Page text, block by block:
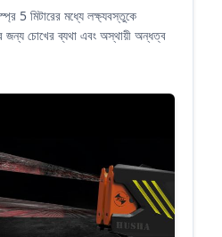
5 মিটারের মধ্যে লক্ষ্যবস্তুকে
জন্য চোখের ব্যথা এবং অস্থায়ী অন্ধত্ব